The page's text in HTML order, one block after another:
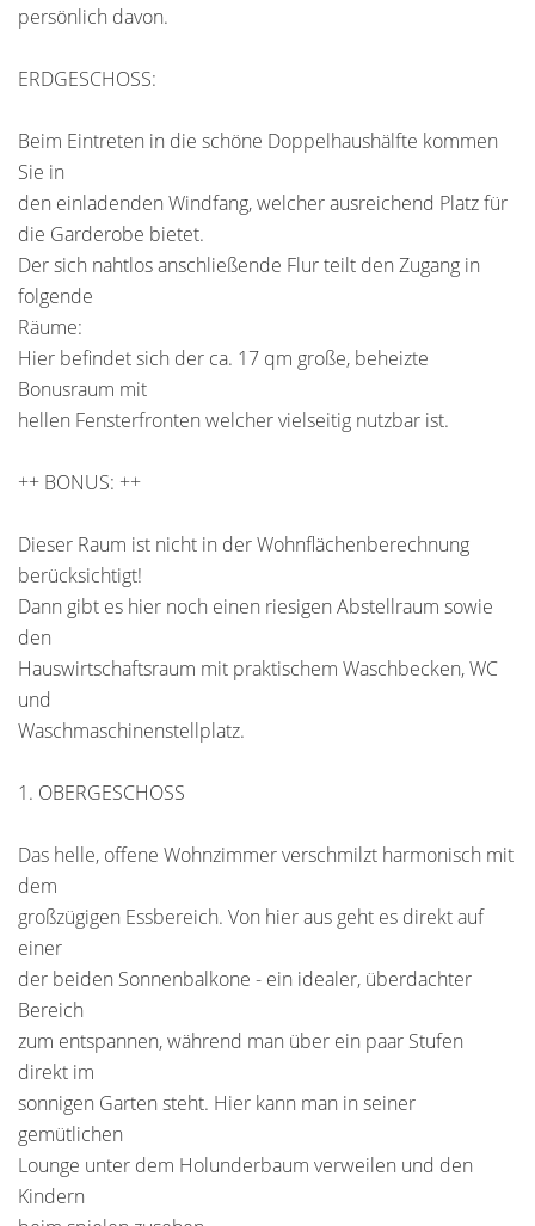
persönlich davon.
ERDGESCHOSS:
Beim Eintreten in die schöne Doppelhaushälfte kommen
Sie in
den einladenden Windfang, welcher ausreichend Platz für
die Garderobe bietet.
Der sich nahtlos anschließende Flur teilt den Zugang in
folgende
Räume:
Hier befindet sich der ca. 17 qm große, beheizte
Bonusraum mit
hellen Fensterfronten welcher vielseitig nutzbar ist.
++ BONUS: ++
Dieser Raum ist nicht in der Wohnflächenberechnung
berücksichtigt!
Dann gibt es hier noch einen riesigen Abstellraum sowie
den
Hauswirtschaftsraum mit praktischem Waschbecken, WC
und
Waschmaschinenstellplatz.
1. OBERGESCHOSS
Das helle, offene Wohnzimmer verschmilzt harmonisch mit
dem
großzügigen Essbereich. Von hier aus geht es direkt auf
einer
der beiden Sonnenbalkone - ein idealer, überdachter
Bereich
zum entspannen, während man über ein paar Stufen
direkt im
sonnigen Garten steht. Hier kann man in seiner
gemütlichen
Lounge unter dem Holunderbaum verweilen und den
Kindern